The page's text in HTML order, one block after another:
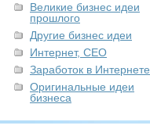
Великие бизнес идеи
прошлого
Другие бизнес идеи
Интернет, СЕО
Заработок в Интернете
Оригинальные идеи
бизнеса